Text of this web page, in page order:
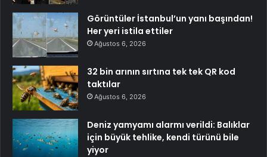
Görüntüler İstanbul’un yanı başından!
Her yeri istila ettiler
Ağustos 6, 2026
32 bin arının sırtına tek tek QR kod
taktılar
Ağustos 6, 2026
Deniz yamyamı alarmı verildi: Balıklar
için büyük tehlike, kendi türünü bile
yiyor